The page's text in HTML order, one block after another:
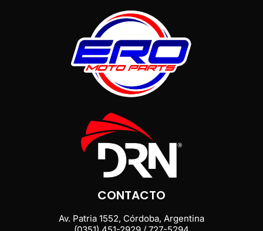
CONTACTO
Av. Patria 1552, Córdoba, Argentina